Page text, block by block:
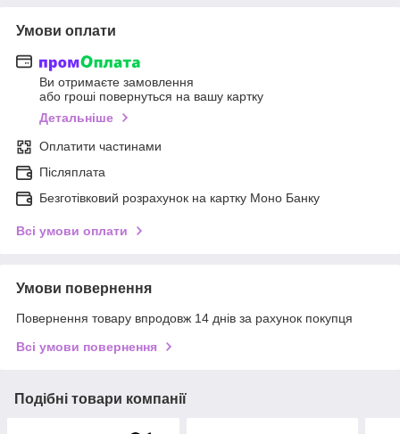
Умови оплати
Ви отримаєте замовлення
або гроші повернуться на вашу картку
Детальніше
Оплатити частинами
Післяплата
Безготівковий розрахунок на картку Моно Банку
Всі умови оплати
Умови повернення
Повернення товару впродовж 14 днів за рахунок покупця
Всі умови повернення
Подібні товари компанії